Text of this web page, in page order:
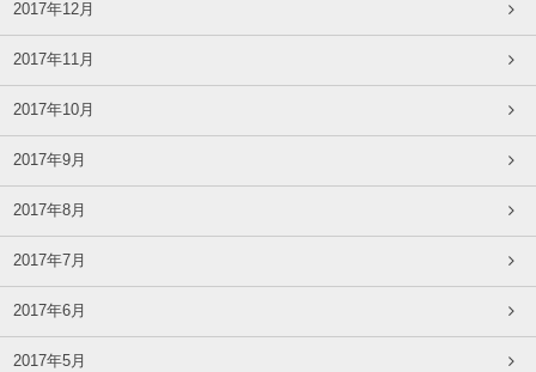
2017年12月
2017年11月
2017年10月
2017年9月
2017年8月
2017年7月
2017年6月
2017年5月